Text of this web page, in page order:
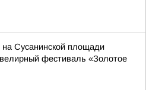
Сусанинской площади
фестиваль «Золотое